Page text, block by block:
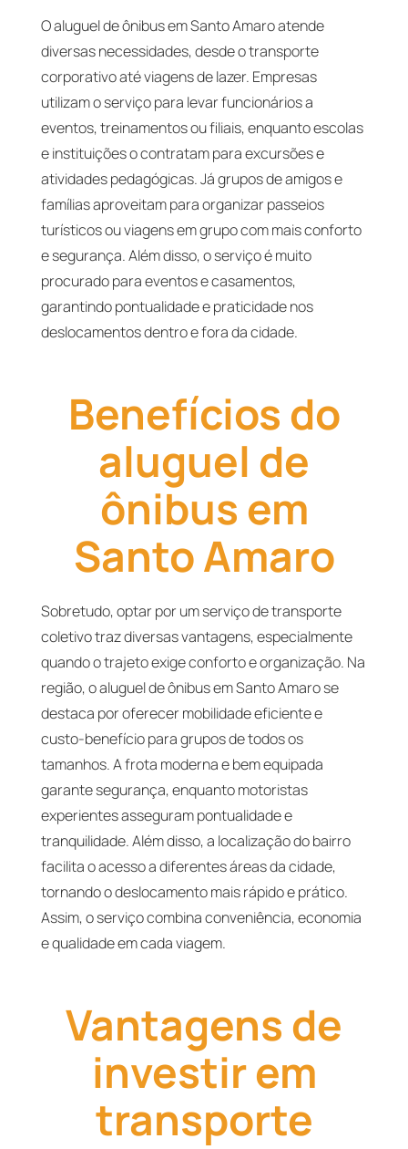
O aluguel de ônibus em Santo Amaro atende
diversas necessidades, desde o transporte
corporativo até viagens de lazer. Empresas
utilizam o serviço para levar funcionários a
eventos, treinamentos ou filiais, enquanto escolas
e instituições o contratam para excursões e
atividades pedagógicas. Já grupos de amigos e
famílias aproveitam para organizar passeios
turísticos ou viagens em grupo com mais conforto
e segurança. Além disso, o serviço é muito
procurado para eventos e casamentos,
garantindo pontualidade e praticidade nos
deslocamentos dentro e fora da cidade.
Benefícios do
aluguel de
ônibus em
Santo Amaro
Sobretudo, optar por um serviço de transporte
coletivo traz diversas vantagens, especialmente
quando o trajeto exige conforto e organização. Na
região, o aluguel de ônibus em Santo Amaro se
destaca por oferecer mobilidade eficiente e
custo-benefício para grupos de todos os
tamanhos. A frota moderna e bem equipada
garante segurança, enquanto motoristas
experientes asseguram pontualidade e
tranquilidade. Além disso, a localização do bairro
facilita o acesso a diferentes áreas da cidade,
tornando o deslocamento mais rápido e prático.
Assim, o serviço combina conveniência, economia
e qualidade em cada viagem.
Vantagens de
investir em
transporte